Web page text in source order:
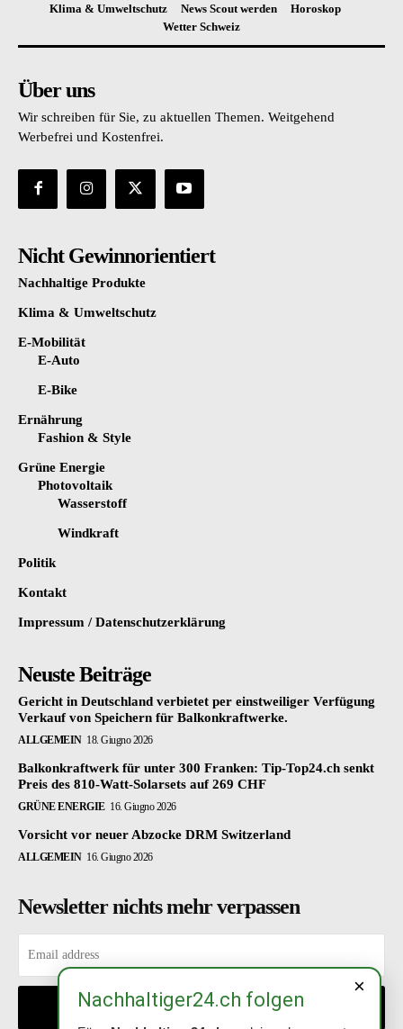
Klima & Umweltschutz
News Scout werden
Horoskop
Wetter Schweiz
Über uns
Wir schreiben für Sie, zu aktuellen Themen. Weitgehend
Werbefrei und Kostenfrei.
Nicht Gewinnorientiert
Nachhaltige Produkte
Klima & Umweltschutz
E-Mobilität
E-Auto
E-Bike
Ernährung
Fashion & Style
Grüne Energie
Photovoltaik
Wasserstoff
Windkraft
Politik
Kontakt
Impressum / Datenschutzerklärung
Neuste Beiträge
Gericht in Deutschland verbietet per einstweiliger Verfügung
Verkauf von Speichern für Balkonkraftwerke.
ALLGEMEIN 18. Giugno 2026
Balkonkraftwerk für unter 300 Franken: Tip-Top24.ch senkt
Preis des 810-Watt-Solarsets auf 269 CHF
GRÜNE ENERGIE 16. Giugno 2026
Vorsicht vor neuer Abzocke DRM Switzerland
ALLGEMEIN 16. Giugno 2026
Newsletter nichts mehr verpassen
EINTRAGEN
×
Nachhaltiger24.ch folgen